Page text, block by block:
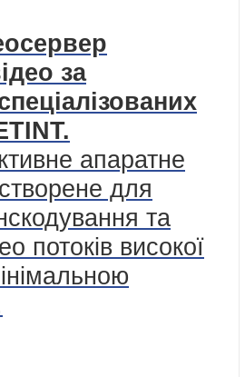
за
апаратне
для
та
потоків високої